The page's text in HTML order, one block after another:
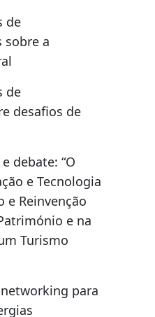
de
sobre a
de
desafios de
debate: “O
e Tecnologia
e Reinvenção
e na
Turismo
para